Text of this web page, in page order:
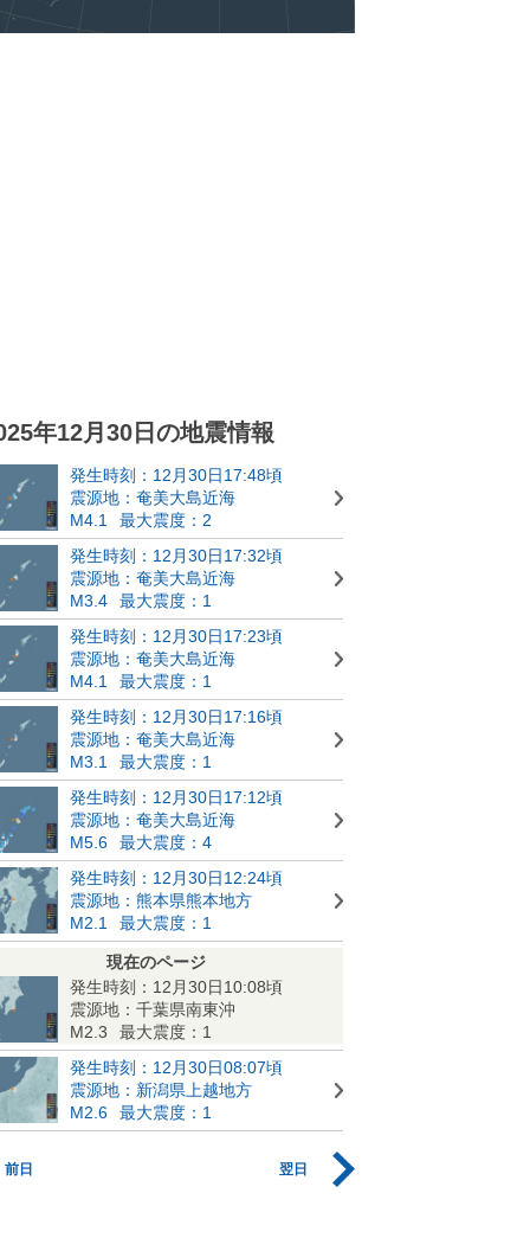
年12月30日の地震情報
発生時刻：12月30日17:48頃
震源地：奄美大島近海
M4.1
最大震度：2
発生時刻：12月30日17:32頃
震源地：奄美大島近海
M3.4
最大震度：1
発生時刻：12月30日17:23頃
震源地：奄美大島近海
M4.1
最大震度：1
発生時刻：12月30日17:16頃
震源地：奄美大島近海
M3.1
最大震度：1
発生時刻：12月30日17:12頃
震源地：奄美大島近海
M5.6
最大震度：4
発生時刻：12月30日12:24頃
震源地：熊本県熊本地方
M2.1
最大震度：1
現在のページ
発生時刻：12月30日10:08頃
震源地：千葉県南東沖
M2.3
最大震度：1
発生時刻：12月30日08:07頃
震源地：新潟県上越地方
M2.6
最大震度：1
前日 翌日